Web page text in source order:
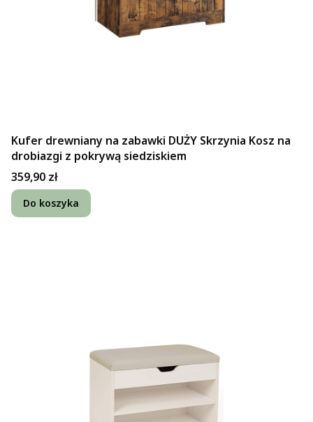
Kufer drewniany na zabawki DUŻY Skrzynia Kosz na
drobiazgi z pokrywą siedziskiem
Cena
359,90 zł
Do koszyka